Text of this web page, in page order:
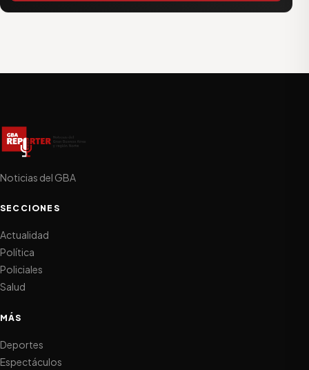
Noticias del GBA
SECCIONES
Actualidad
Política
Policiales
Salud
MÁS
Deportes
Espectáculos